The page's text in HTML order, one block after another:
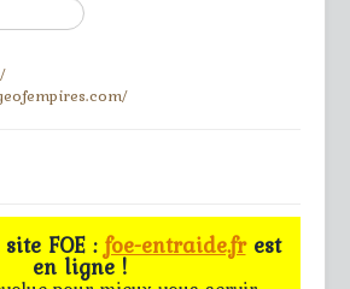
≡
Accueil
FOE :foe-entraide.frest
en ligne !